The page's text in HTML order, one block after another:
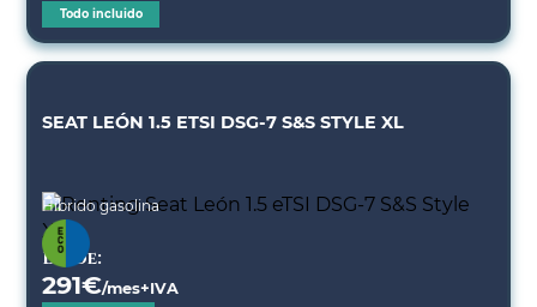
Todo incluido
SEAT LEÓN 1.5 ETSI DSG-7 S&S STYLE XL
Híbrido gasolina
Desde:
291€/mes+IVA